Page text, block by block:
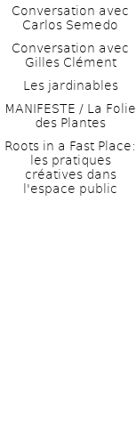
Conversation avec
Carlos Semedo
Conversation avec
Gilles Clément
Les jardinables
MANIFESTE / La Folie
des Plantes
Roots in a Fast Place:
les pratiques
créatives dans
l'espace public